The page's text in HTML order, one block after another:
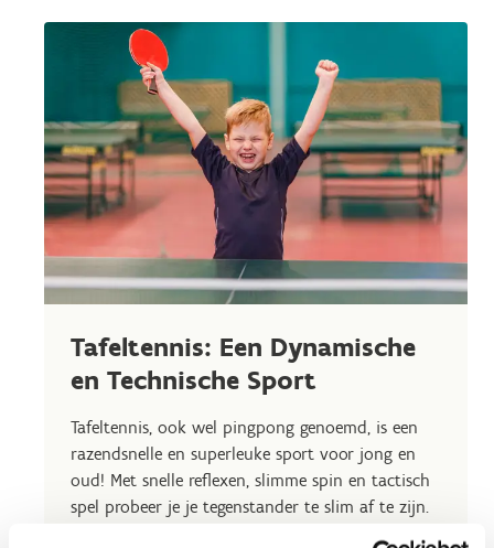
Tafeltennis: Een Dynamische
en Technische Sport
Tafeltennis, ook wel pingpong genoemd, is een
razendsnelle en superleuke sport voor jong en
oud! Met snelle reflexen, slimme spin en tactisch
spel probeer je je tegenstander te slim af te zijn.